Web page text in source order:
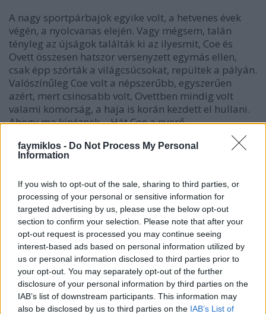
faymiklos - Do Not Process My Personal
Information
If you wish to opt-out of the sale, sharing to third parties, or
processing of your personal or sensitive information for
targeted advertising by us, please use the below opt-out
section to confirm your selection. Please note that after your
opt-out request is processed you may continue seeing
interest-based ads based on personal information utilized by
us or personal information disclosed to third parties prior to
your opt-out. You may separately opt-out of the further
disclosure of your personal information by third parties on the
IAB’s list of downstream participants. This information may
also be disclosed by us to third parties on the IAB’s List of
A nagy sportpárbajok egyike volt, a hetvenes évek
végén, a nyolcvanas elején. Vagy mégsem, talán
tényleg az újságok találták ki az ilyesmit, Coe és
Ovett összesen hatszor versenyzett egymás ellen,
csak épp szórták a világcsúcsokat, repültek a pályán.
Valószínűleg Coe volt a népszerűbb, egyszerűen
azért, mert csinosabb volt, Ovettben mindig volt
valami komorság, a haja is korán kezdett el hullani.
Ahogy ma kinéznek… Hát Coe a nyerő.